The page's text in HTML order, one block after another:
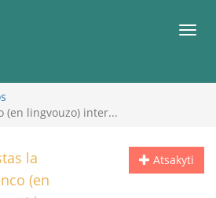
(en lingvouzo) inter...
Atsakyti
la
(en